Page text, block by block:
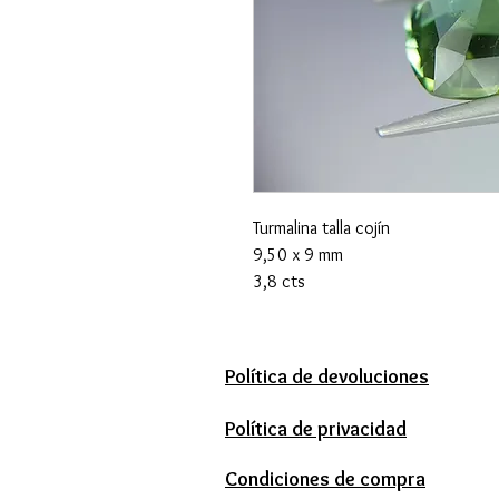
Turmalina talla cojín
9,50 x 9 mm
3,8 cts
Política de devoluciones
Política de privacidad
Condiciones de compra